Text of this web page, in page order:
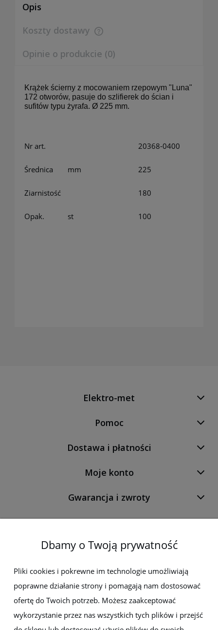
Opis
Koszty dostawy
Cena nie zawiera ewentualnych kosztów płatności
Opinie o produkcie (0)
Krążek ścierny z mocowaniem rzepowym "Luna"
172 otworów, pasuje do szlifierek do ścian i
sufitów typu żyrafa. Ø 225 mm.
Nr art. 20368-0400
Średnica mm 225
Ziarnistość 180
Opak. st 100
Elektro-met
Pomoc
Dostawa i płatności
Moje konto
Gwarancja i zwroty
O firmie
Newsletter
Zapisz się do newslettera, aby być na bieżąco z nowościami i
promocjami
Dbamy o Twoją prywatność
Pliki cookies i pokrewne im technologie umożliwiają
poprawne działanie strony i pomagają nam dostosować
ofertę do Twoich potrzeb. Możesz zaakceptować
wykorzystanie przez nas wszystkich tych plików i przejść